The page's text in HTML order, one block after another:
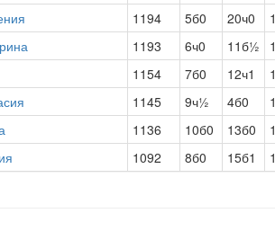
1194 5б0 20ч0
1193 6ч0 11б½
1154 7б0 12ч1
1145 9ч½ 4б0
1136 10б0 13б0
1092 8б0 15б1